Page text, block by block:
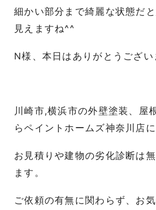
細かい部分まで綺麗な状態だ
見えますね^^
N様、本日はありがとうござい
川崎市,横浜市の外壁塗装、屋
らペイントホームズ神奈川店
お見積りや建物の劣化診断は
ます。
ご依頼の有無に関わらず、お